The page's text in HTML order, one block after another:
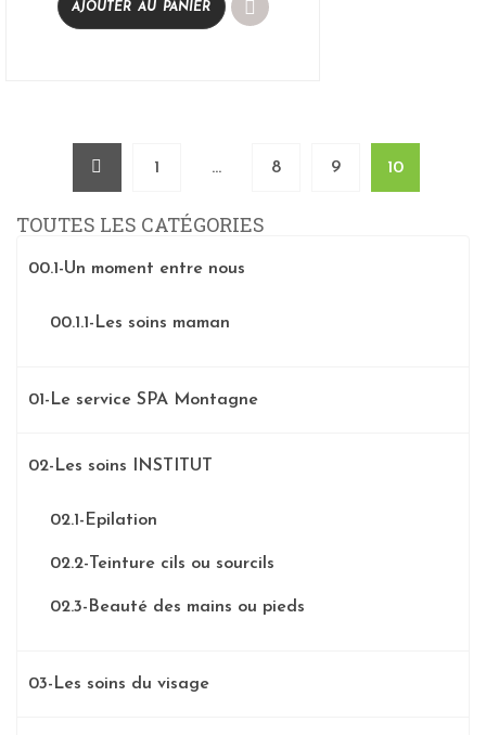
AJOUTER AU PANIER
1 … 8 9 10
TOUTES LES CATÉGORIES
00.1-Un moment entre nous
00.1.1-Les soins maman
01-Le service SPA Montagne
02-Les soins INSTITUT
02.1-Epilation
02.2-Teinture cils ou sourcils
02.3-Beauté des mains ou pieds
03-Les soins du visage